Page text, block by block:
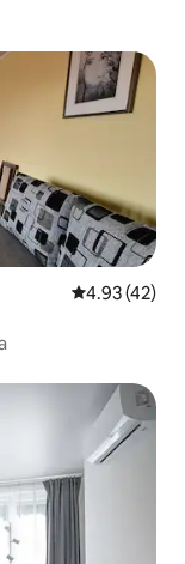
Calificación
4.93 (42)